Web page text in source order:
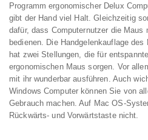
Programm ergonomischer Delux
gibt der Hand viel Halt. Gleichzeitig
dafür, dass Computernutzer die Maus
bedienen. Die Handgelenkauflage
hat zwei Stellungen, die für
ergonomischen Maus sorgen. Vor
mit ihr wunderbar ausführen. Auch
Windows Computer können Sie von
Gebrauch machen. Auf Mac OS-
Rückwärts- und Vorwärtstaste nicht.